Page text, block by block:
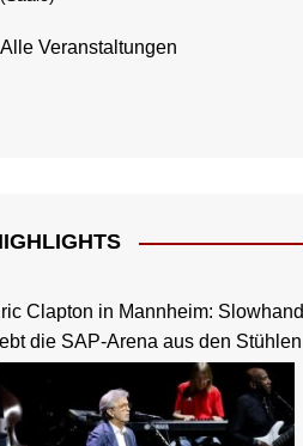
Alle Veranstaltungen
Clapton in Mannheim: Slowhand
die SAP-Arena aus den Stühlen